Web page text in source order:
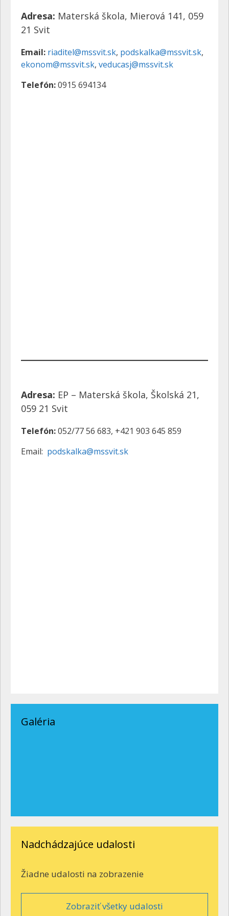
Adresa: Materská škola, Mierová 141, 059
21 Svit
Email: riaditel@mssvit.sk, podskalka@mssvit.sk,
ekonom@mssvit.sk, veducasj@mssvit.sk
Telefón:0915 694134
Adresa: EP – Materská škola, Školská 21,
059 21 Svit
Telefón:052/77 56 683, +421 903 645 859
Email: podskalka@mssvit.sk
Galéria
Nadchádzajúce udalosti
Žiadne udalosti na zobrazenie
Zobraziť všetky udalosti